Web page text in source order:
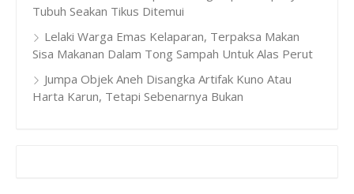
Tubuh Seakan Tikus Ditemui
Lelaki Warga Emas Kelaparan, Terpaksa Makan
Sisa Makanan Dalam Tong Sampah Untuk Alas Perut
Jumpa Objek Aneh Disangka Artifak Kuno Atau
Harta Karun, Tetapi Sebenarnya Bukan